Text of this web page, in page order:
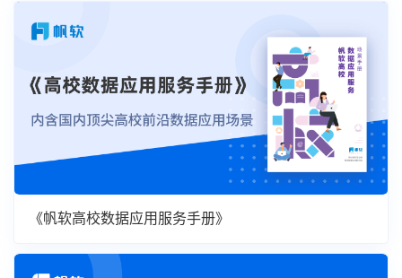
《帆软高校数据应用服务手册》